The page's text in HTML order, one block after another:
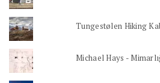
Tungestølen Hiking
Michael Hays -